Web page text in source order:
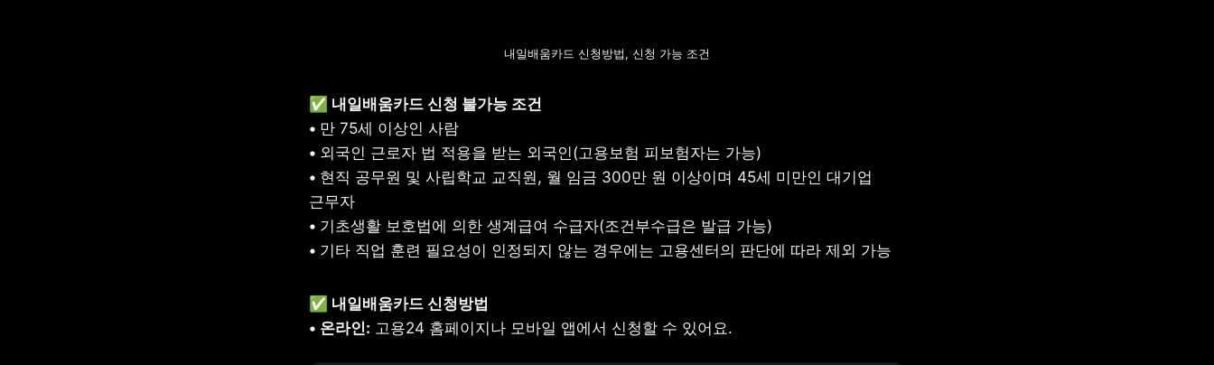
내일배움카드 신청방법, 신청 가능 조건
✅ 내일배움카드 신청 불가능 조건
•
•
• 현직 공무원 및 사립학교 교직원, 월 임금 300만 원 이상이며 45세 미만인 대기업
•
• 기타 직업 훈련 필요성이 인정되지 않는 경우에는 고용센터의 판단에 따라 제외 가능
✅ 내일배움카드 신청방법
• 온라인: 고용24 홈페이지나 모바일 앱에서 신청할 수 있어요.